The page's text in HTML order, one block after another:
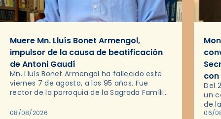
Muere Mn. Lluís Bonet Armengol,
impulsor de la causa de beatificación
de Antoni Gaudí
Mn. Lluís Bonet Armengol ha fallecido este
viernes 7 de agosto, a los 95 años. Fue
rector de la parroquia de la Sagrada Família
08/08/2026
Del
un
de
en
06/